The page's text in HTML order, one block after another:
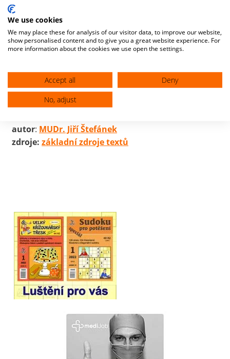
nasáta kalná mléčná tekutina bohatá na lipidy.
Pomohl vám můj web? Zvažte prosím jeho
pravidelnou, nebo jednorázovou
autor: MUDr. Jiří Štefánek
zdroje: základní zdroje textů
We use cookies
We may place these for analysis of our visitor data, to improve our website,
show personalised content and to give you a great website experience. For
more information about the cookies we use open the settings.
Accept all
Deny
No, adjust